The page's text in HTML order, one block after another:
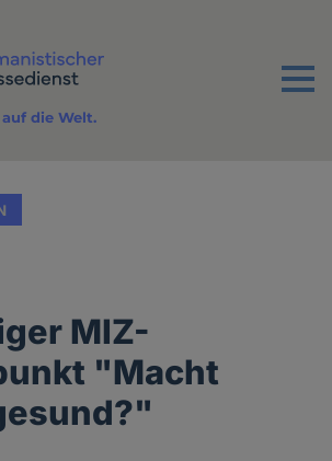
Menu
die Welt.
MIZ-
"Macht